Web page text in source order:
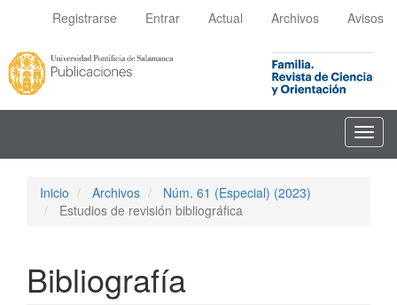
principal
principal
Barra
lateral
Registrarse Entrar Actual Archivos Avisos
Inicio Archivos
Núm. 61 (Especial) (2023)
Estudios de revisión bibliográfica
Bibliografía